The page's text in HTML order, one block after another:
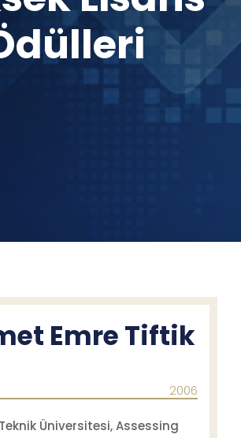
Emre Tiftik
2006
Üniversitesi, Assessing